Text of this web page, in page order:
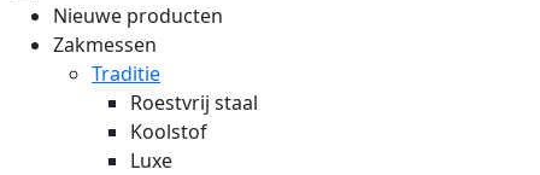
Nieuwe producten
Zakmessen
Traditie
Roestvrij staal
Koolstof
Luxe